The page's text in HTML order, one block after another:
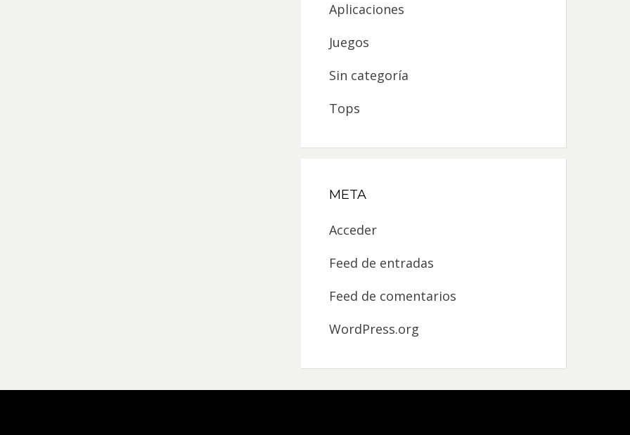
Aplicaciones
Juegos
Sin categoría
Tops
META
Acceder
Feed de entradas
Feed de comentarios
WordPress.org